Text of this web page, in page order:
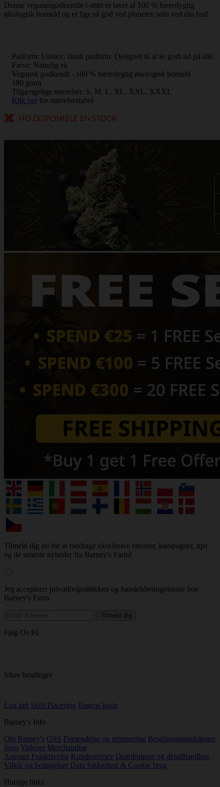
Denne veganergodkendte t-shirt er lavet af 100 % bæredygtig
økologisk bomuld og er lige så god ved planeten som ved din hud.
Pasform: Unisex, slank pasform. Designet til at se godt ud på alle.
Farve: Naturlig rå.
Vegansk godkendt - 100 % bæredygtig økologisk bomuld
180 gram
Tilgængelige størrelser: S. M. L. XL. XXL. XXXL
Klik her for størrelsestabel
Tilmeld dig nu for at modtage eksklusive rabatter, kampagner, tips
og de seneste nyheder fra Barney's Farm!
Jeg accepterer privatlivspolitikken og handelsbetingelserne hos
Barney's Farm
Følg Os På
Sikre betalinger
Log ind Skift Placering Engros login
Barney's Info
Om Barney's OSS Forsendelse og returnering Betalingsinstruktioner
Spor Videoer Merchandise
Ansvars Fraskrivelse Kundeservice Distributører og detailhandlere
Vilkår og betingelser Data Sikkerhed & Cookie brug
Hurtige links